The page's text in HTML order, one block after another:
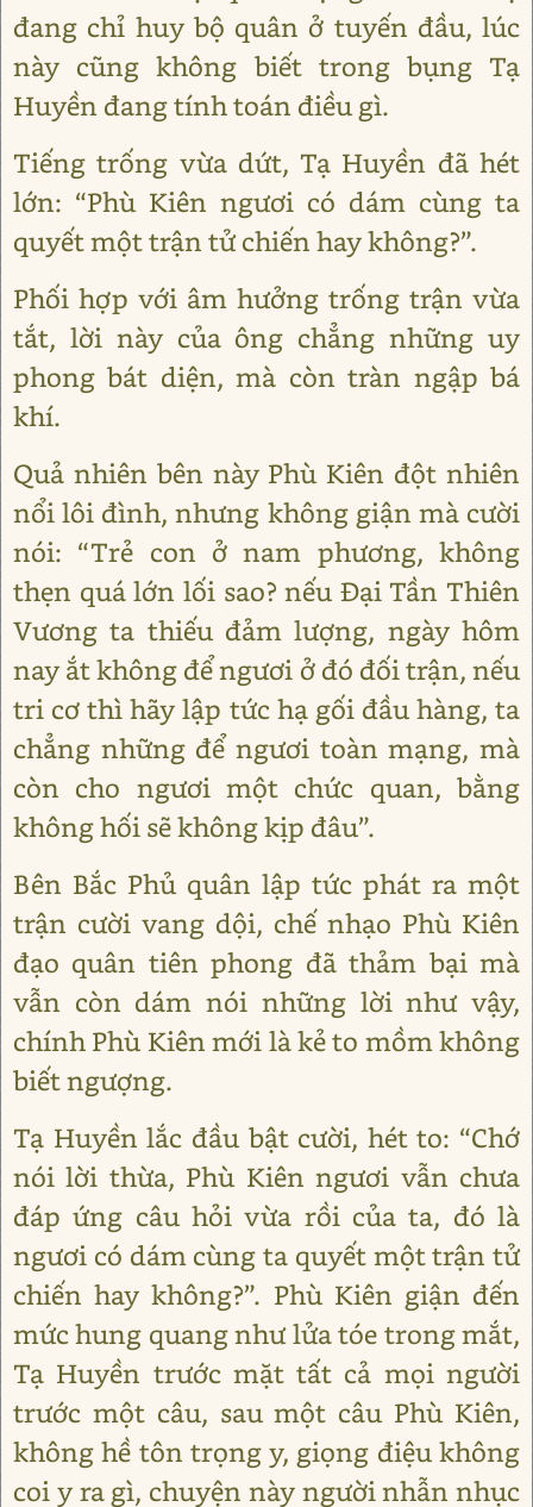
đang chỉ huy bộ quân ở tuyến đầu, lúc
này cũng không biết trong bụng Tạ
Huyền đang tính toán điều gì.
Tiếng trống vừa dứt, Tạ Huyền đã hét
lớn: “Phù Kiên ngươi có dám cùng ta
quyết một trận tử chiến hay không?”.
Phối hợp với âm hưởng trống trận vừa
tắt, lời này của ông chẳng những uy
phong bát diện, mà còn tràn ngập bá
khí.
Quả nhiên bên này Phù Kiên đột nhiên
nổi lôi đình, nhưng không giận mà cười
nói: “Trẻ con ở nam phương, không
thẹn quá lớn lối sao? nếu Đại Tần Thiên
Vương ta thiếu đảm lượng, ngày hôm
nay ắt không để ngươi ở đó đối trận, nếu
tri cơ thì hãy lập tức hạ gối đầu hàng, ta
chẳng những để ngươi toàn mạng, mà
còn cho ngươi một chức quan, bằng
không hối sẽ không kịp đâu”.
Bên Bắc Phủ quân lập tức phát ra một
trận cười vang dội, chế nhạo Phù Kiên
đạo quân tiên phong đã thảm bại mà
vẫn còn dám nói những lời như vậy,
chính Phù Kiên mới là kẻ to mồm không
biết ngượng.
Tạ Huyền lắc đầu bật cười, hét to: “Chớ
nói lời thừa, Phù Kiên ngươi vẫn chưa
đáp ứng câu hỏi vừa rồi của ta, đó là
ngươi có dám cùng ta quyết một trận tử
chiến hay không?”. Phù Kiên giận đến
mức hung quang như lửa tóe trong mắt,
Tạ Huyền trước mặt tất cả mọi người
trước một câu, sau một câu Phù Kiên,
không hề tôn trọng y, giọng điệu không
coi y ra gì, chuyện này người nhẫn nhục